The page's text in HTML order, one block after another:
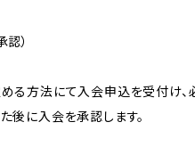
）
る方法にて入会申込を受付け、
後に入会を承認します。